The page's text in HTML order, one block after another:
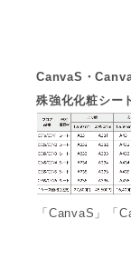
CanvaS・
殊強化化粧シー
「CanvaS」「